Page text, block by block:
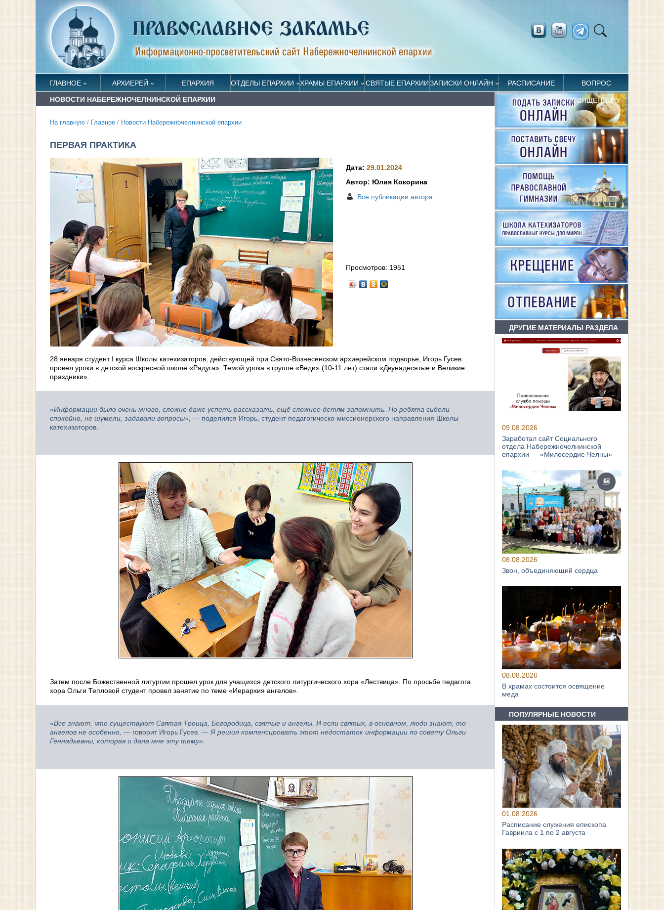
ГЛАВНОЕ АРХИЕРЕЙ ЕПАРХИЯ ОТДЕЛЫ ЕПАРХИИ ХРАМЫ ЕПАРХИИ СВЯТЫЕ ЕПАРХИИЗАПИСКИ ОНЛАЙН РАСПИСАНИЕ ВОПРОС
СВЯЩЕННИКУ
НОВОСТИ НАБЕРЕЖНОЧЕЛНИНСКОЙ ЕПАРХИИ
На главную / Главное / Новости Набережночелнинской епархии
ПЕРВАЯ ПРАКТИКА
Дата:29.01.2024
Автор: Юлия Кокорина
Все публикации автора
Просмотров: 1951
28 января студент I курса Школы катехизаторов, действующей при Свято-Вознесенском архиерейском подворье, Игорь Гусев
провел уроки в детской воскресной школе «Радуга». Темой урока в группе «Веди» (10-11 лет) стали «Двунадесятые и Великие
праздники».
«Информации было очень много, сложно даже успеть рассказать, ещё сложнее детям запомнить. Но ребята сидели
спокойно, не шумели, задавали вопросы», — поделился Игорь, студент педагогическо-миссионерского направления Школы
катехизаторов.
Затем после Божественной литургии прошел урок для учащихся детского литургического хора «Лествица». По просьбе педагога
хора Ольги Тепловой студент провел занятие по теме «Иерархия ангелов».
«Все знают, что существуют Святая Троица, Богородица, святые и ангелы. И если святых, в основном, люди знают, то
ангелов не особенно, — говорит Игорь Гусев. —Я решил компенсировать этот недостаток информации по совету Ольги
Геннадьевны, которая и дала мне эту тему».
ДРУГИЕ МАТЕРИАЛЫ РАЗДЕЛА
09.08.2026
Заработал сайт Социального
отдела Набережночелнинской
епархии — «Милосердие Челны»
08.08.2026
Звон, объединяющий сердца
08.08.2026
В храмах состоится освящение
меда
ПОПУЛЯРНЫЕ НОВОСТИ
01.08.2026
Расписание служения епископа
Гавриила с 1 по 2 августа